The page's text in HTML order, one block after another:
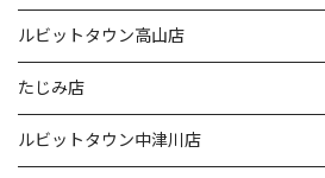
ルビットタウン高山店
たじみ店
ルビットタウン中津川店